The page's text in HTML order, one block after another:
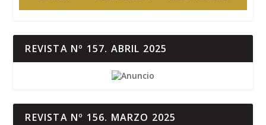
REVISTA Nº 157. ABRIL 2025
REVISTA Nº 156. MARZO 2025